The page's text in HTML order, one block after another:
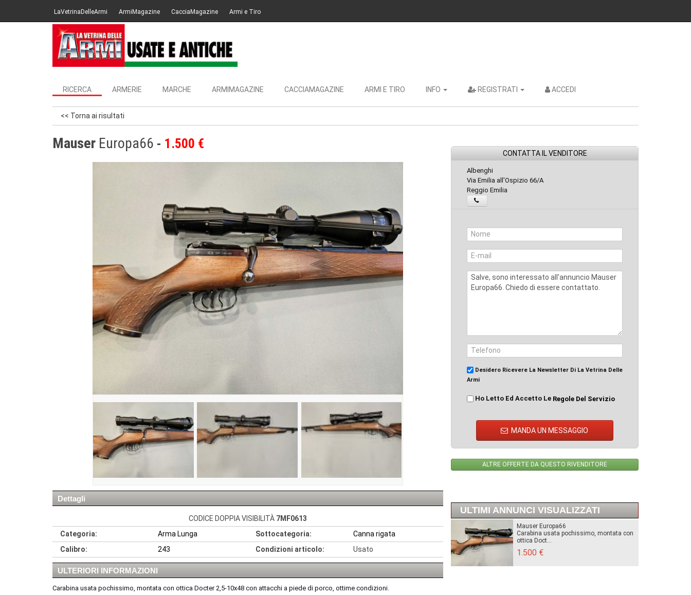
LaVetrinaDelleArmi ArmiMagazine CacciaMagazine Armi e Tiro
RICERCA ARMERIE MARCHE ARMIMAGAZINE CACCIAMAGAZINE ARMI E TIRO INFO REGISTRATI ACCEDI
<< Torna ai risultati
Mauser Europa66 1.500 €
Dettagli
CODICE DOPPIA VISIBILITÀ 7MF0613
Categoria:
Arma Lunga Sottocategoria:
Canna rigata
Calibro:
243 Condizioni articolo: Usato
ULTERIORI INFORMAZIONI
Carabina usata pochissimo, montata con ottica Docter 2,5-10x48 con attacchi a piede di porco, ottime condizioni.
CONTATTA IL VENDITORE
Albenghi
Via Emilia all'Ospizio 66/A
Reggio Emilia
Desidero Ricevere La Newsletter Di La Vetrina Delle
Armi
Ho Letto Ed Accetto Le Regole Del Servizio
MANDA UN MESSAGGIO
ALTRE OFFERTE DA QUESTO RIVENDITORE
ULTIMI ANNUNCI VISUALIZZATI
Mauser Europa66
Carabina usata pochissimo, montata con
ottica Doct...
1.500 €